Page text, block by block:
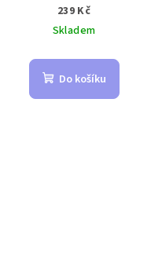
239 Kč
Skladem
Do košíku